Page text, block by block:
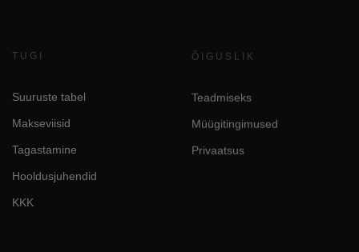
TUGI
Suuruste tabel
Makseviisid
Tagastamine
Hooldusjuhendid
KKK
ÕIGUSLIK
Teadmiseks
Müügitingimused
Privaatsus